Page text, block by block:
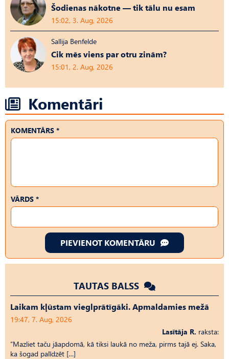
Šodienas nākotne — tik tālu nu esam
15:02, 3. Aug, 2026
Sallija Benfelde
Cik mēs viens par otru zinām?
15:01, 2. Aug, 2026
Komentāri
KOMENTĀRS *
VĀRDS *
PIEVIENOT KOMENTĀRU
TAUTAS BALSS
Laikam kļūstam vieglprātīgāki. Apmaldamies mežā
19:47, 7. Aug, 2026
Lasītāja R. raksta:
“Mazliet taču jāapdomā, kā tiksi laukā no meža, pirms tajā ej. Saka,
ka šogad palīdzēt […]